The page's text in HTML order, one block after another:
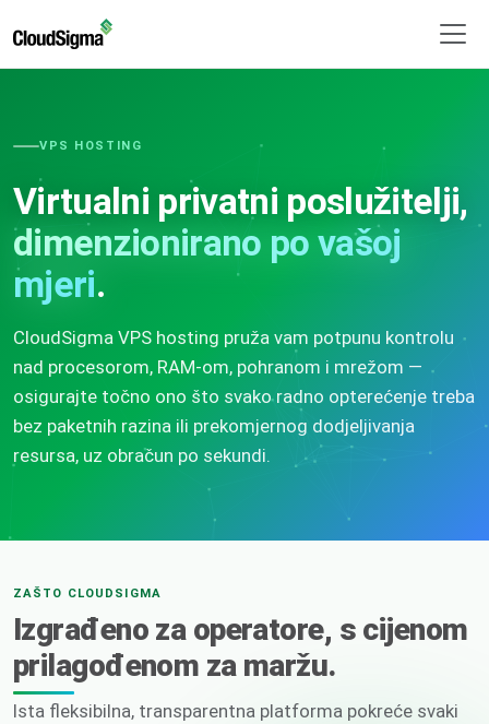
VPS HOSTING
Virtualni privatni poslužitelji,
dimenzionirano po vašoj
mjeri.
CloudSigma VPS hosting pruža vam potpunu kontrolu
nad procesorom, RAM-om, pohranom i mrežom —
osigurajte točno ono što svako radno opterećenje treba
bez paketnih razina ili prekomjernog dodjeljivanja
resursa, uz obračun po sekundi.
ZAŠTO CLOUDSIGMA
Izgrađeno za operatore, s cijenom
prilagođenom za maržu.
Ista fleksibilna, transparentna platforma pokreće svaki